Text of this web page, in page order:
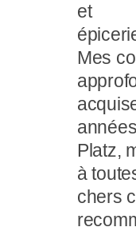
et
Mes
Platz,
à
chers